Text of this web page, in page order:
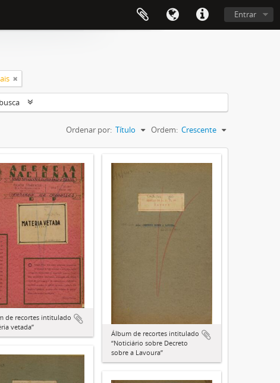
Entrar
Ordenar por: Título Ordem: Crescente
de recortes intitulado
vetada”
Álbum de recortes intitulado
“Noticiário sobre Decreto
sobre a Lavoura”